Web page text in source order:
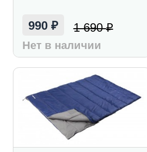
990 ₽ 1 690₽
Нет в наличии